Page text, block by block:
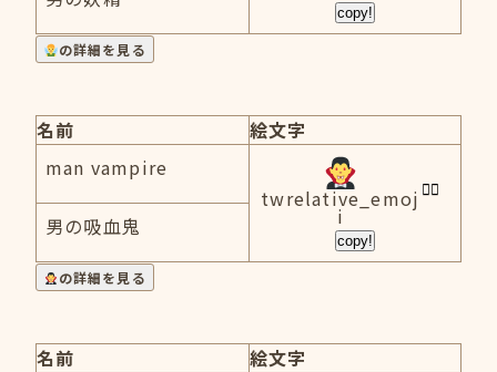
copy!
の詳細を見る
名前
絵文字
man vampire
twrelative_emoj
i
copy!
男の吸血鬼
の詳細を見る
名前
絵文字